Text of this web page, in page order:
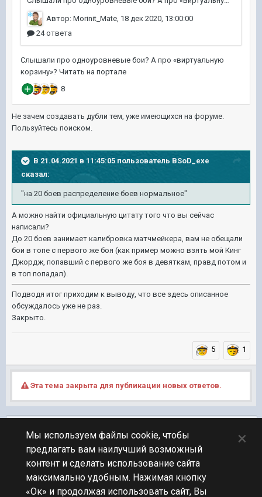
Не зачем создавать дубли тем, уже имеющихся на форуме.
Пользуйтесь поиском.
В 21.04.2021 в 11:45:05 пользователь BSoD_exe
сказал:
"на 20 боев распределение боев нормальное"
А можно найти официальную цитату того что вы сейчас
написали?
До 20 боев занимает калибровка матчмейкера, вам не обещали
бои в топе с первого же боя (как пример можно взять мой Кинг
Джордж, попавший с первого же боя в девяткам, правд потом и
в топ попадал).
Подводя итог приходим к выводу, что все здесь описанное
обсуждалось уже не раз.
Закрыто.
5 1
Эта тема закрыта для публикации новых ответов.
ПЕРЕЙТИ К СПИСКУ ТЕМ
Обсуждение Мира Кораблей
Мы используем файлы cookie, чтобы
предлагать вам наилучший возможный
контент и сделать использование сайта
максимально удобным. Нажимая кнопку
«Ок» и продолжая использовать сайт, Вы
×